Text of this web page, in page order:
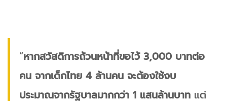
“หากสวัสดิการถ้วนหน้าที่ขอไว้ 3,000 บาทต่อ
คน จากเด็กไทย 4 ล้านคน จะต้องใช้งบ
ประมาณจากรัฐบาลมากกว่า 1 แสนล้านบาท แต่